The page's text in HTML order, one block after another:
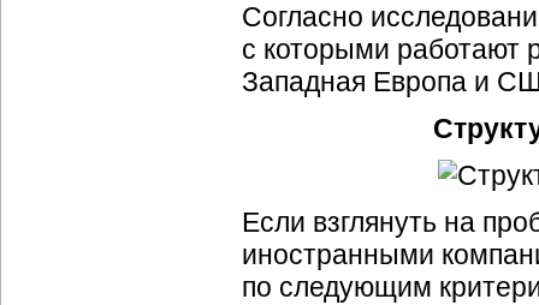
Согласно
с которыми работают
Западная Европа и
Если взглянуть на
иностранными
по следующим